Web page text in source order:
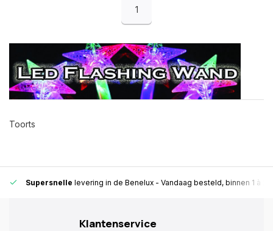
1
Toorts
Supersnelle levering in de Benelux - Vandaag besteld, binnen 1 à 2
Klantenservice